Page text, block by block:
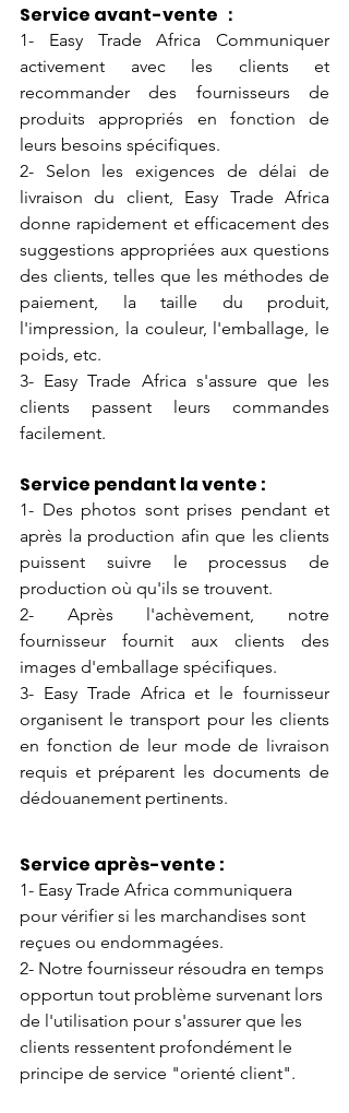
Service avant-vente ：
1- Easy Trade Africa Communiquer
activement avec les clients et
recommander des fournisseurs de
produits appropriés en fonction de
leurs besoins spécifiques.
2- Selon les exigences de délai de
livraison du client, Easy Trade Africa
donne rapidement et efficacement des
suggestions appropriées aux questions
des clients, telles que les méthodes de
paiement, la taille du produit,
l'impression, la couleur, l'emballage, le
poids, etc.
3- Easy Trade Africa s'assure que les
clients passent leurs commandes
facilement.
Service pendant la vente :
1- Des photos sont prises pendant et
après la production afin que les clients
puissent suivre le processus de
production où qu'ils se trouvent.
2- Après l'achèvement, notre
fournisseur fournit aux clients des
images d'emballage spécifiques.
3- Easy Trade Africa et le fournisseur
organisent le transport pour les clients
en fonction de leur mode de livraison
requis et préparent les documents de
dédouanement pertinents.
Service après-vente :
1- Easy Trade Africa communiquera
pour vérifier si les marchandises sont
reçues ou endommagées.
2- Notre fournisseur résoudra en temps
opportun tout problème survenant lors
de l'utilisation pour s'assurer que les
clients ressentent profondément le
principe de service "orienté client".